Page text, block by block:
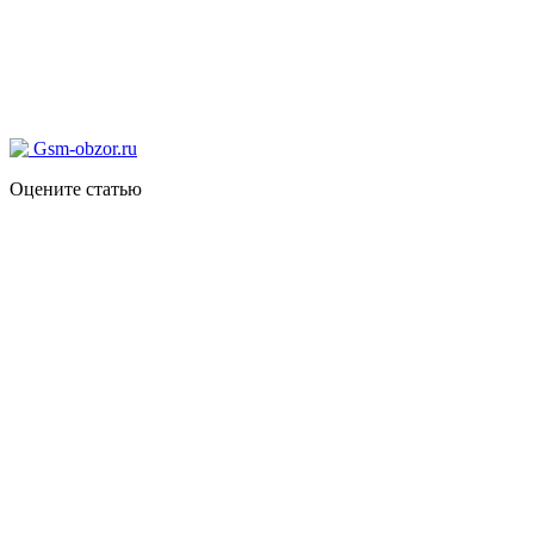
Оцените статью